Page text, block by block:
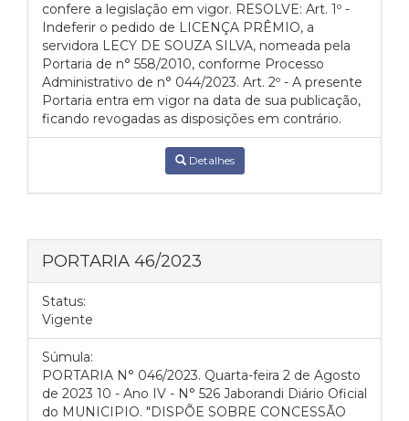
confere a legislação em vigor. RESOLVE: Art. 1º -
Indeferir o pedido de LICENÇA PRÊMIO, a
servidora LECY DE SOUZA SILVA, nomeada pela
Portaria de n° 558/2010, conforme Processo
Administrativo de n° 044/2023. Art. 2º - A presente
Portaria entra em vigor na data de sua publicação,
ficando revogadas as disposições em contrário.
Detalhes
PORTARIA 46/2023
Status:
Vigente
Súmula:
PORTARIA N° 046/2023. Quarta-feira 2 de Agosto
de 2023 10 - Ano IV - N° 526 Jaborandi Diário Oficial
do MUNICIPIO. "DISPÕE SOBRE CONCESSÃO